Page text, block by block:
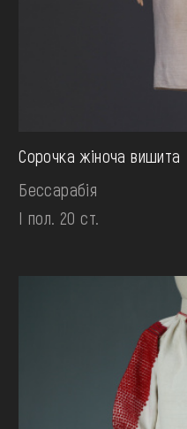
Сорочка жіноча вишита
Бессарабія
І пол. 20 ст.